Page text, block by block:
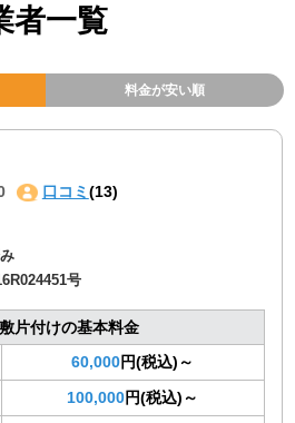
者一覧
料金が安い順
口コミ (13)
号
片付けの基本料金
60,000円(税込)～
100,000円(税込)～